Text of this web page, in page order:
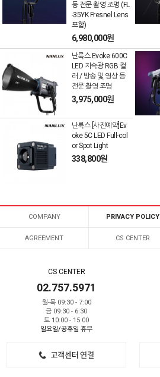
등 전문 촬영 조명 (FL
-35YK Fresnel Lens
포함)
6,980,000원
난룩스 Evoke 600C
LED 지속광 RGB 컬
러 / 방송 및 영상 등
전문 촬영 조명
3,975,000원
난룩스 [사전예약]Ev
oke 5C LED Full-col
or Spot Light
338,800원
COMPANY PRIVACY POLICY
AGREEMENT CS CENTER
CS CENTER
02.757.5971
월-목 09:30 - 7:00
금 09:30 - 6:30
토 10:00 - 15:00
일요일/공휴일 휴무